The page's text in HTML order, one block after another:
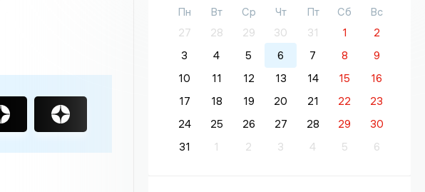
Пн Вт Ср Чт Пт Сб
Вс
27
28 29 30 31 1
2
3
4 5 6 7 8
9
10
11 12 13 14 15
16
17
18 19 20 21 22
23
24
25 26 27 28 29
30
31
1 2 3 4 5 6